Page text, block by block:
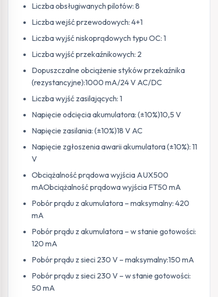
Liczba obsługiwanych pilotów: 8
Liczba wejść przewodowych: 4+1
Liczba wyjść niskoprądowych typu OC: 1
Liczba wyjść przekaźnikowych: 2
Dopuszczalne obciążenie styków przekaźnika
(rezystancyjne):1000 mA/24 V AC/DC
Liczba wyjść zasilających: 1
Napięcie odcięcia akumulatora: (±10%)10,5 V
Napięcie zasilania: (±10%)18 V AC
Napięcie zgłoszenia awarii akumulatora (±10%): 11
V
Obciążalność prądowa wyjścia AUX500
mAObciążalność prądowa wyjścia FT50 mA
Pobór prądu z akumulatora – maksymalny: 420
mA
Pobór prądu z akumulatora – w stanie gotowości:
120 mA
Pobór prądu z sieci 230 V – maksymalny:150 mA
Pobór prądu z sieci 230 V – w stanie gotowości:
50 mA